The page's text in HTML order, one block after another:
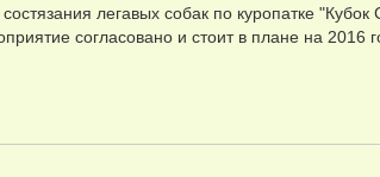
легавых собак по куропатке "Кубок
согласовано и стоит в плане на 2016